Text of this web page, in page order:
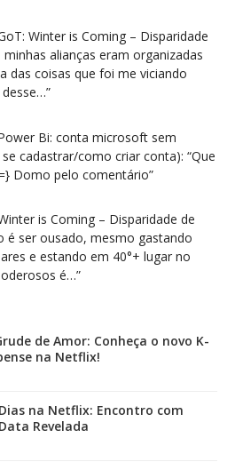
Winter is Coming – Disparidade
minhas alianças eram organizadas
das coisas que foi me viciando
”
Bi: conta microsoft sem
cadastrar/como criar conta): “Que
Domo pelo comentário”
is Coming – Disparidade de
é ser ousado, mesmo gastando
e estando em 40°+ lugar no
é…”
de Amor: Conheça o novo K-
na Netflix!
na Netflix: Encontro com
Revelada